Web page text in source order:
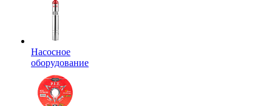
Насосное
оборудование